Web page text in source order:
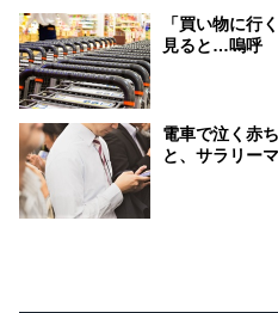
「買い物に行
見ると…嗚呼
電車で泣く赤
と、サラリー